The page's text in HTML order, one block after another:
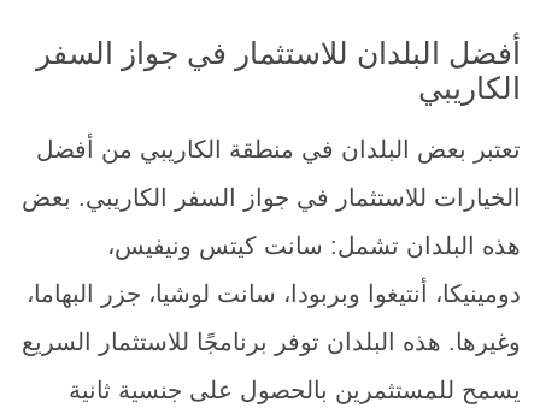
أفضل البلدان للاستثمار في جواز السفر
الكاريبي
تعتبر بعض البلدان في منطقة الكاريبي من أفضل
الخيارات للاستثمار في جواز السفر الكاريبي. بعض
هذه البلدان تشمل: سانت كيتس ونيفيس،
دومينيكا، أنتيغوا وبربودا، سانت لوشيا، جزر البهاما،
وغيرها. هذه البلدان توفر برنامجًا للاستثمار السريع
يسمح للمستثمرين بالحصول على جنسية ثانية